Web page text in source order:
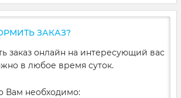
ЗАКАЗ?
заказ онлайн на интересующий вас
в любое время суток.
Вам необходимо: